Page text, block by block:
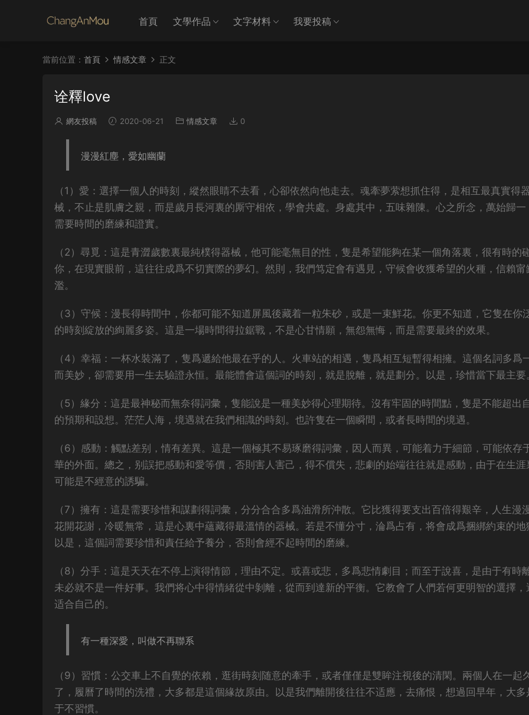
首頁 文學作品 文字材料 我要投稿
當前位置： 首頁 情感文章 正文
诠釋love
網友投稿 2020-06-21 情感文章 0
漫漫紅塵，愛如幽蘭
（1）愛：選擇一個人的時刻，縱然眼睛不去看，心卻依然向他走去。魂牽夢萦想抓住得，是相互最真實得
械，不止是肌膚之親，而是歲月長河裏的厮守相依，學會共處。身處其中，五味雜陳。心之所念，萬始歸一
需要時間的磨練和證實。
（2）尋覓：這是青澀歲數裏最純樸得器械，他可能毫無目的性，隻是希望能夠在某一個角落裏，很有時的
你，在現實眼前，這往往成爲不切實際的夢幻。然則，我們笃定會有遇見，守候會收獲希望的火種，信賴甯
濫。
（3）守候：漫長得時間中，你都可能不知道屏風後藏着一粒朱砂，或是一束鮮花。你更不知道，它隻在你
的時刻綻放的絢麗多姿。這是一場時間得拉鋸戰，不是心甘情願，無怨無悔，而是需要最終的效果。
（4）幸福：一杯水裝滿了，隻爲遞給他最在乎的人。火車站的相遇，隻爲相互短暫得相擁。這個名詞多爲
而美妙，卻需要用一生去驗證永恒。最能體會這個詞的時刻，就是脫離，就是劃分。以是，珍惜當下最主要
（5）緣分：這是最神秘而無奈得詞彙，隻能說是一種美妙得心理期待。沒有牢固的時間點，隻是不能超出
的預期和設想。茫茫人海，境遇就在我們相識的時刻。也許隻在一個瞬間，或者長時間的境遇。
（6）感動：觸點差别，情有差異。這是一個極其不易琢磨得詞彙，因人而異，可能着力于細節，可能依存
華的外面。總之，别誤把感動和愛等價，否則害人害己，得不償失，悲劇的始端往往就是感動，由于在生涯
可能是不經意的誘騙。
（7）擁有：這是需要珍惜和謀劃得詞彙，分分合合多爲油滑所沖散。它比獲得要支出百倍得艱辛，人生漫
花開花謝，冷暖無常，這是心裏中蘊藏得最溫情的器械。若是不懂分寸，淪爲占有，将會成爲捆綁約束的地
以是，這個詞需要珍惜和責任給予養分，否則會經不起時間的磨練。
（8）分手：這是天天在不停上演得情節，理由不定。或喜或悲，多爲悲情劇目；而至于說喜，是由于有時
未必就不是一件好事。我們将心中得情緒從中剝離，從而到達新的平衡。它教會了人們若何更明智的選擇，
适合自己的。
有一種深愛，叫做不再聯系
（9）習慣：公交車上不自覺的依賴，逛街時刻随意的牽手，或者僅僅是雙眸注視後的清閑。兩個人在一起
了，履曆了時間的洗禮，大多都是這個緣故原由。以是我們離開後往往不适應，去痛恨，想過回早年，大多
于不習慣。